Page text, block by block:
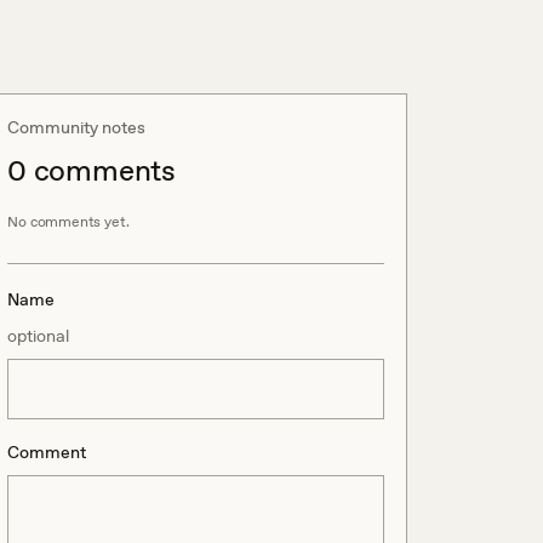
Community notes
0 comments
No comments yet.
Name
optional
Comment